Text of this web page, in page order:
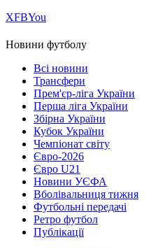
ХFBYou
Новини футболу
Всі новини
Трансфери
Прем'єр-ліга України
Перша ліга України
Збірна України
Кубок України
Чемпіонат світу
Євро-2026
Євро U21
Новини УЄФА
Вболівальниця тижня
Футбольні передачі
Ретро футбол
Публікації